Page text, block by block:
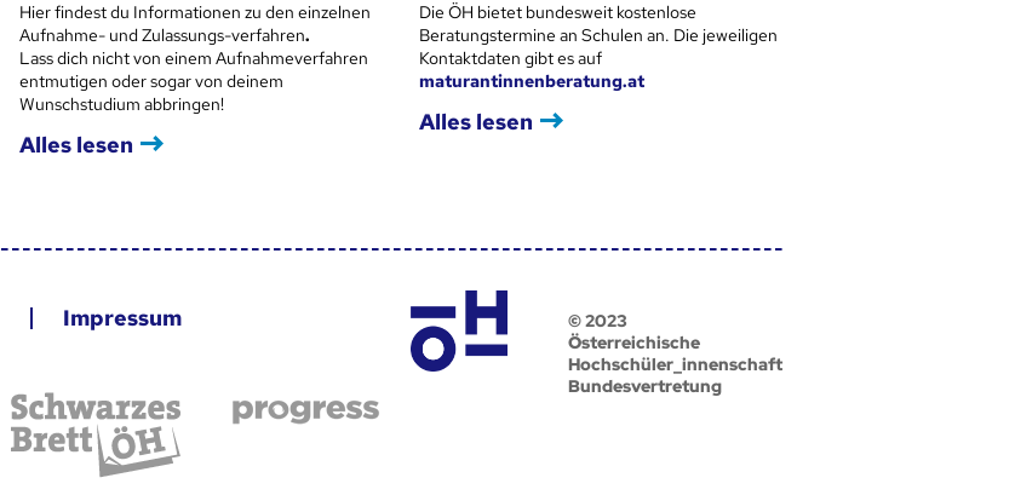
Hier findest du Informationen zu den einzelnen
Aufnahme- und Zulassungs-verfahren.
Lass dich nicht von einem Aufnahmeverfahren
entmutigen oder sogar von deinem
Wunschstudium abbringen!
Alles lesen
Die ÖH bietet bundesweit kostenlose
Beratungstermine an Schulen an. Die jeweiligen
Kontaktdaten gibt es auf
maturantinnenberatung.at
Alles lesen
Impressum
© 2023
Österreichische
Hochschüler_innenschaft
Bundesvertretung